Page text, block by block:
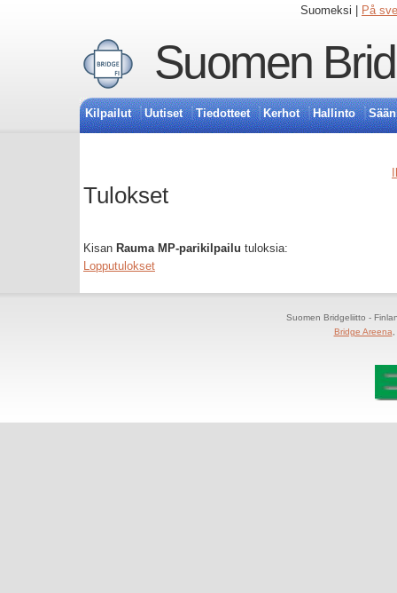
Suomeksi | På
Suomen
Kilpailut Uutiset Tiedotteet Kerhot Hallinto
Tulokset
Kisan Rauma MP-parikilpailu tuloksia:
Lopputulokset
Suomen Bridgeliitto -
Bridge Areena